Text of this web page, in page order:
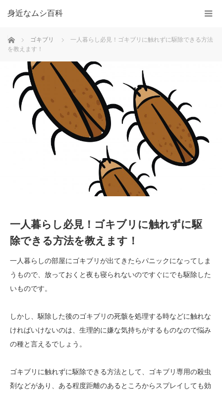
身近なムシ百科
ホーム ゴキブリ
一人暮らし必見！ゴキブリに触れずに駆除できる方法
を教えます！
一人暮らし必見！ゴキブリに触れずに駆
除できる方法を教えます！
一人暮らしの部屋にゴキブリが出てきたらパニックになってしま
うもので、放っておくと夜も寝られないのですぐにでも駆除した
いものです。
しかし、駆除した後のゴキブリの死骸を処理する時などに触れな
ければいけないのは、生理的に嫌な気持ちがするものなので悩み
の種と言えるでしょう。
ゴキブリに触れずに駆除できる方法として、ゴキブリ専用の殺虫
剤などがあり、ある程度距離のあるところからスプレイしても効